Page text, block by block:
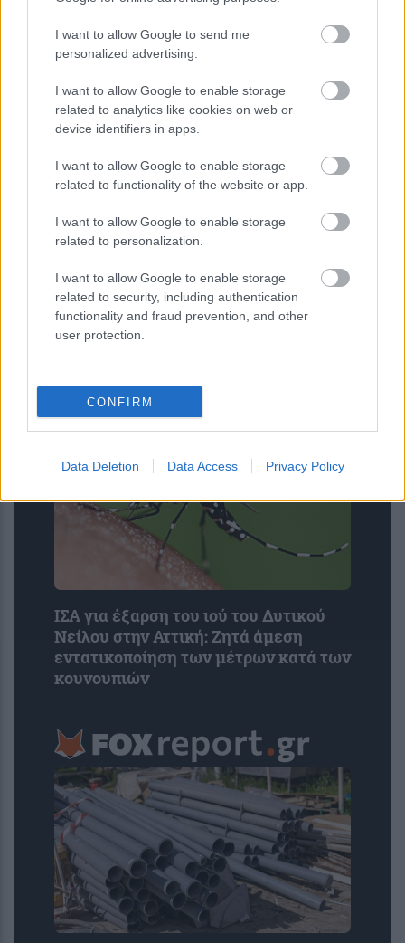
I want to allow Google to send me
personalized advertising.
I want to allow Google to enable storage
related to analytics like cookies on web or
device identifiers in apps.
I want to allow Google to enable storage
related to functionality of the website or app.
I want to allow Google to enable storage
related to personalization.
I want to allow Google to enable storage
related to security, including authentication
functionality and fraud prevention, and other
user protection.
CONFIRM
Data Deletion Data Access Privacy Policy
Σκληρή απάντηση Μελόνι σε Σάντσεθ:
Η Ιταλία δεν δέχεται τελεσίγραφα
πρόβλημα
ΙΣΑ για έξαρση του ιού του Δυτικού
Νείλου στην Αττική: Ζητά άμεση
εντατικοποίηση των μέτρων κατά των
κουνουπιών